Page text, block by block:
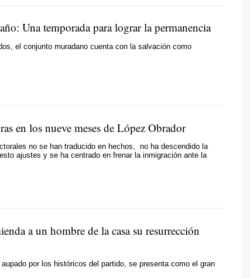
Una temporada para lograr la permanencia
el conjunto muradano cuenta con la salvación como
en los nueve meses de López Obrador
no se han traducido en hechos, no ha descendido la
ajustes y se ha centrado en frenar la inmigración ante la
a un hombre de la casa su resurrección
por los históricos del partido, se presenta como el gran